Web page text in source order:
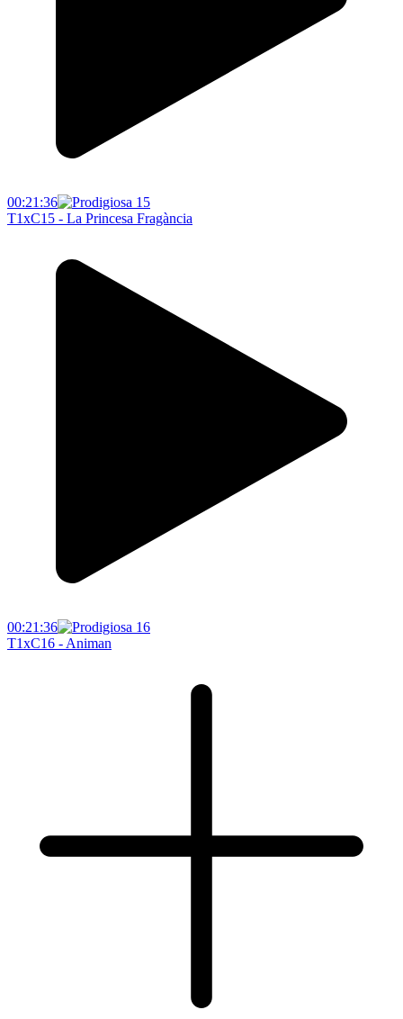
00:21:36
T1xC15 - La Princesa Fragància
00:21:36
T1xC16 - Animan